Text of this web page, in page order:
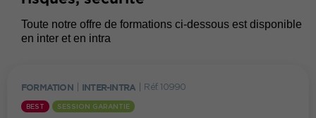
Toute notre offre de formations ci-dessous est disponible
en inter et en intra
FORMATION INTER-INTRA Réf. 10990
BEST SESSION GARANTIE